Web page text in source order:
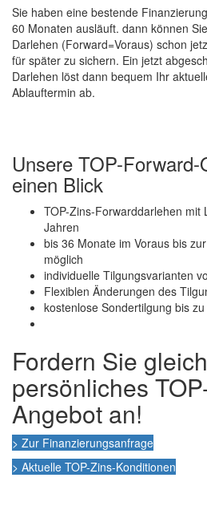
Sie haben eine bestende
60 Monaten ausläuft. dann können
Darlehen (Forward=Voraus) schon
für später zu sichern. Ein jetzt
Darlehen löst dann bequem Ihr
Ablauftermin ab.
Unsere TOP-
einen Blick
TOP-Zins-Forwarddarlehen mit
Jahren
bis 36 Monate im Voraus bis
möglich
individuelle Tilgungsvarianten
Flexiblen Änderungen des
kostenlose Sondertilgung bis
Fordern Sie
persönliches
Angebot an!
> Zur Finanzierungsanfrage
> Aktuelle TOP-Zins-Konditionen